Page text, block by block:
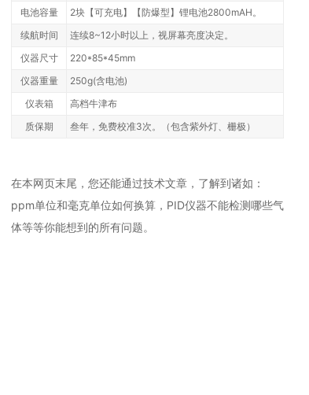
电池容量
2块【可充电】【防爆型】 锂电池2800mAH。
续航时间
连续8~12小时以上，视屏幕亮度决定。
仪器尺寸
220*85*45mm
仪器重量
250g(含电池)
仪表箱
高档牛津布
质保期
叁年，免费校准3次。（包含紫外灯、栅极）
在本网页末尾，您还能通过技术文章，了解到诸如：
ppm单位和毫克单位如何换算，PID仪器不能检测哪些气
体等等你能想到的所有问题。